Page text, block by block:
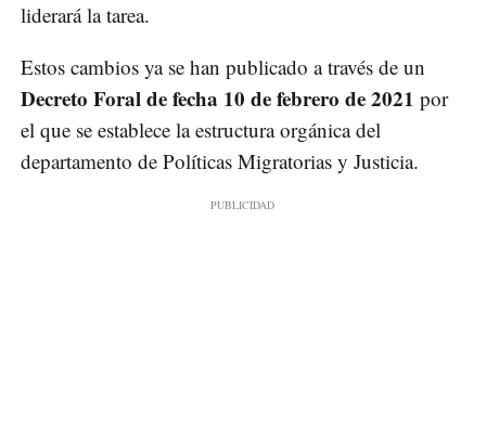
liderará la tarea.
Estos cambios ya se han publicado a través de un
Decreto Foral de fecha 10 de febrero de 2021 por
el que se establece la estructura orgánica del
departamento de Políticas Migratorias y Justicia.